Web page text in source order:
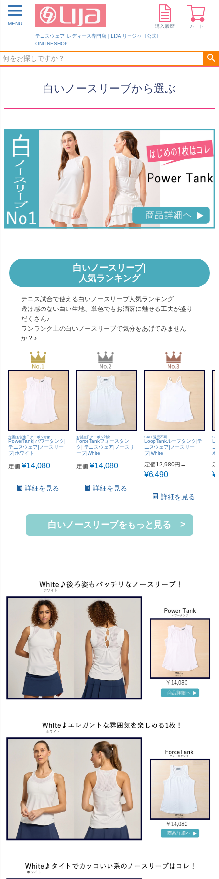
テニスウェア･レディース専門店｜LIJA リージャ《公式》
ONLINESHOP
MENU
購入履歴 カート
白いノースリーブから選ぶ
白いノースリーブ|
人気ランキング
テニス試合で使える白いノースリーブ人気ランキング
透け感のない白い生地、単色でもお洒落に魅せる工夫が盛り
だくさん♪
ワンランク上の白いノースリーブで気分をあげてみません
か？♪
定番|お誕生日クーポン対象
PowerTank|パワータンク|
テニスウェア|ノースリー
ブ|ホワイト
定価 ¥14,080
詳細を見る
お誕生日クーポン対象
ForceTankフォースタン
ク| テニスウェア|ノースリ
ーブ|White
定価 ¥14,080
詳細を見る
SALE返品不可
LoopTankループタンク|テ
ニスウェア|ノースリー
ブ|White
定価12,980円→
¥6,490
詳細を見る
ニ
ホ
¥
白いノースリーブをもっと見る